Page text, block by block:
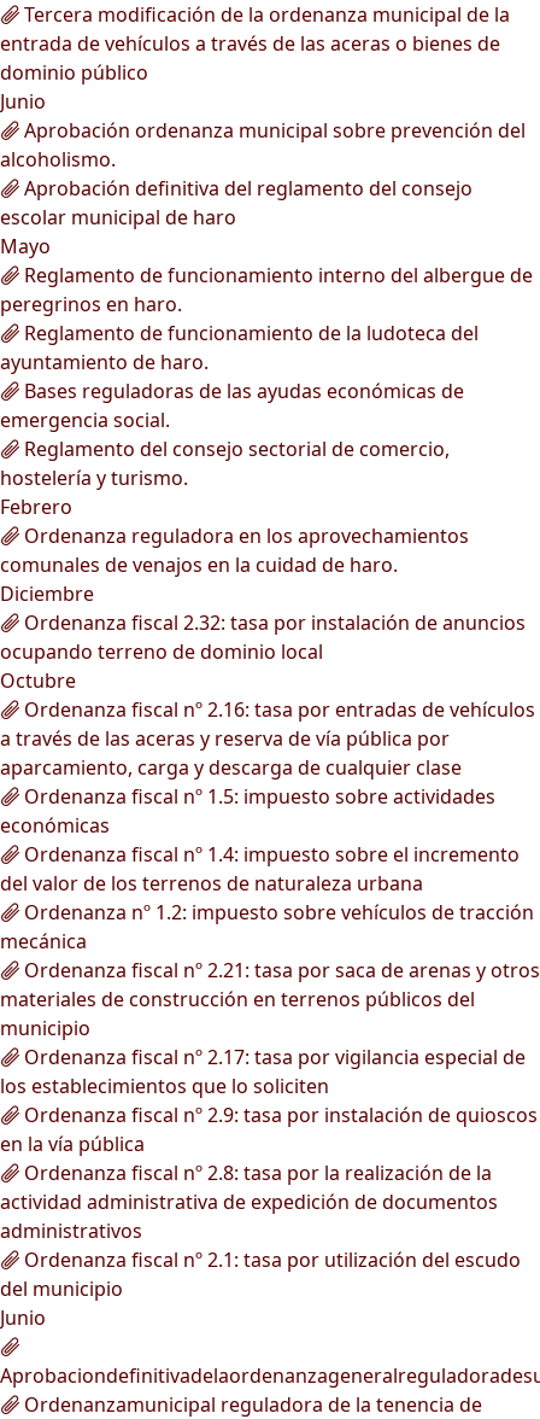
Tercera modificación de la ordenanza municipal de la
entrada de vehículos a través de las aceras o bienes de
dominio público
Junio
Aprobación ordenanza municipal sobre prevención del
alcoholismo.
Aprobación definitiva del reglamento del consejo
escolar municipal de haro
Mayo
Reglamento de funcionamiento interno del albergue de
peregrinos en haro.
Reglamento de funcionamiento de la ludoteca del
ayuntamiento de haro.
Bases reguladoras de las ayudas económicas de
emergencia social.
Reglamento del consejo sectorial de comercio,
hostelería y turismo.
Febrero
Ordenanza reguladora en los aprovechamientos
comunales de venajos en la cuidad de haro.
Diciembre
Ordenanza fiscal 2.32: tasa por instalación de anuncios
ocupando terreno de dominio local
Octubre
Ordenanza fiscal nº 2.16: tasa por entradas de vehículos
a través de las aceras y reserva de vía pública por
aparcamiento, carga y descarga de cualquier clase
Ordenanza fiscal nº 1.5: impuesto sobre actividades
económicas
Ordenanza fiscal nº 1.4: impuesto sobre el incremento
del valor de los terrenos de naturaleza urbana
Ordenanza nº 1.2: impuesto sobre vehículos de tracción
mecánica
Ordenanza fiscal nº 2.21: tasa por saca de arenas y otros
materiales de construcción en terrenos públicos del
municipio
Ordenanza fiscal nº 2.17: tasa por vigilancia especial de
los establecimientos que lo soliciten
Ordenanza fiscal nº 2.9: tasa por instalación de quioscos
en la vía pública
Ordenanza fiscal nº 2.8: tasa por la realización de la
actividad administrativa de expedición de documentos
administrativos
Ordenanza fiscal nº 2.1: tasa por utilización del escudo
del municipio
Junio
Ordenanzamunicipal reguladora de la tenencia de